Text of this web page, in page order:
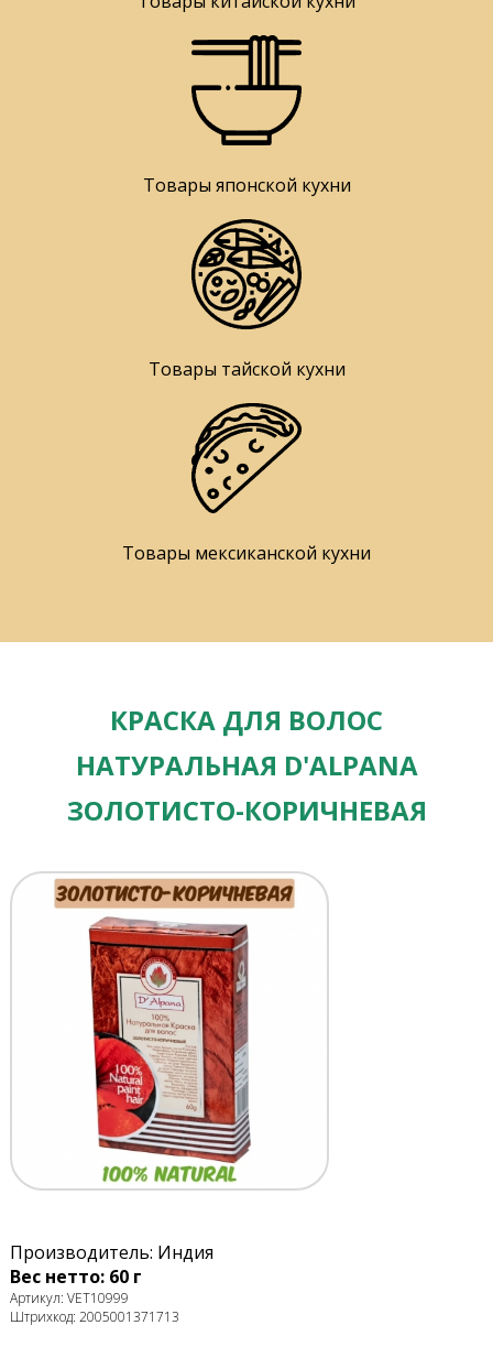
Товары японской кухни
Товары тайской кухни
Товары мексиканской кухни
КРАСКА ДЛЯ ВОЛОС
НАТУРАЛЬНАЯ D'ALPANA
ЗОЛОТИСТО-КОРИЧНЕВАЯ
Производитель: Индия
Вес нетто: 60 г
Артикул: VET10999
Штрихкод: 2005001371713